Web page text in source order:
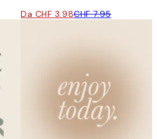
Da CHF 3.98CHF 7.95